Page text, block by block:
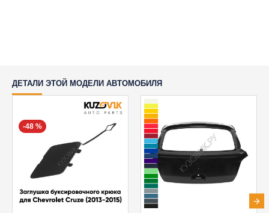
ДЕТАЛИ ЭТОЙ МОДЕЛИ АВТОМОБИЛЯ
-48 %